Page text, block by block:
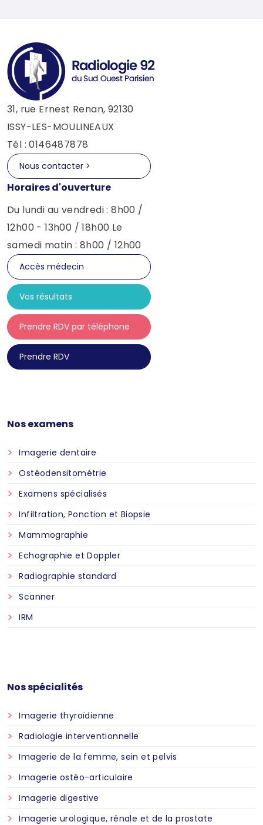
31, rue Ernest Renan, 92130
ISSY-LES-MOULINEAUX
Tél : 0146487878
Nous contacter >
Horaires d'ouverture
Du lundi au vendredi : 8h00 /
12h00 - 13h00 / 18h00 Le
samedi matin : 8h00 / 12h00
Accès médecin
Vos résultats
Prendre RDV par téléphone
Prendre RDV
Nos examens
Imagerie dentaire
Ostéodensitométrie
Examens spécialisés
Infiltration, Ponction et Biopsie
Mammographie
Echographie et Doppler
Radiographie standard
Scanner
IRM
Nos spécialités
Imagerie thyroïdienne
Radiologie interventionnelle
Imagerie de la femme, sein et pelvis
Imagerie ostéo-articulaire
Imagerie digestive
Imagerie urologique, rénale et de la prostate